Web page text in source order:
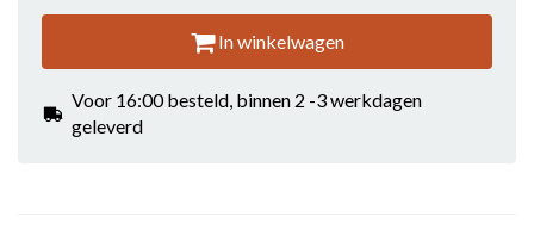
In winkelwagen
Voor 16:00 besteld, binnen 2 -3 werkdagen
geleverd